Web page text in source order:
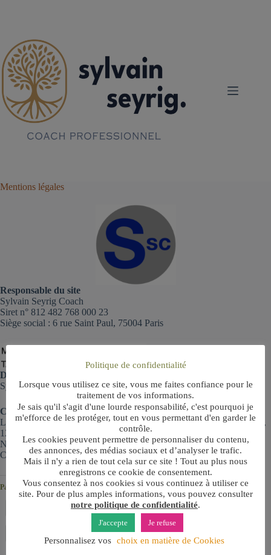
Mentions légales
Responsable du site
Sylvain Seyrig Coach
Siret n° 812 482 768 000 23
Siège social : 6 rue Saint Paul, 75004 Paris
Directeur de la publication :
Sylvain Seyrig
Création et responsable technique, hébergement :
La société Les Projets Fantastiques, représentée par Nelly Glassmann,
125 boulevard de Verdun, 92400 Courbevoie
N° Siret : 51071710100024
Contact :www.lesprojetsfantastiques.fr/
Partager :
E-mail Facebook
X
Politique de confidentialité
Lorsque vous utilisez ce site, vous me faites confiance pour le
traitement de vos informations.
Je sais qu'il s'agit d'une lourde responsabilité, c'est pourquoi je
m'efforce de les protéger, tout en vous permettant d'en garder le
contrôle.
Les cookies peuvent permettre de personnaliser du contenu,
des annonces, des médias sociaux et d’analyser le trafic.
Mais il n'y a rien de tout cela sur ce site ! Tout au plus nous
enregistrons ce cookie de consentement.
Vous consentez à nos cookies si vous continuez à utiliser ce
site. Pour de plus amples informations, vous pouvez consulter
notre politique de confidentialité.
J'accepte Je refuse
Personnalisez vos choix en matière de Cookies